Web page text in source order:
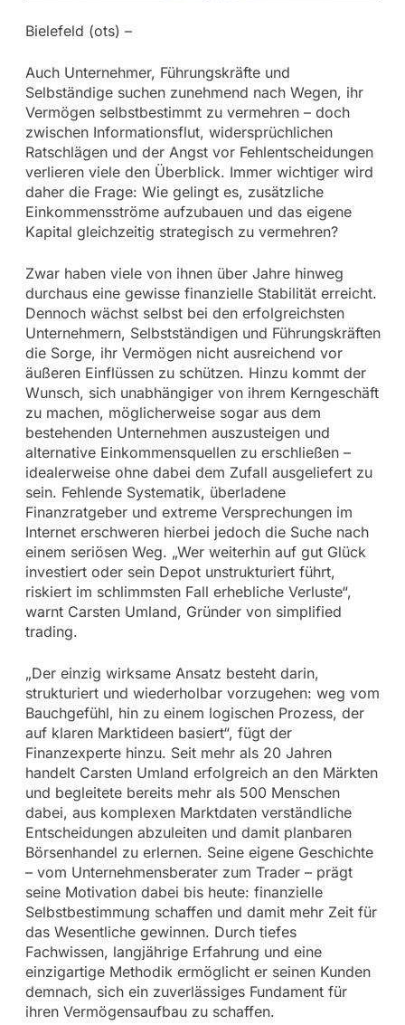
Bielefeld (ots) –
Auch Unternehmer, Führungskräfte und
Selbständige suchen zunehmend nach Wegen, ihr
Vermögen selbstbestimmt zu vermehren – doch
zwischen Informationsflut, widersprüchlichen
Ratschlägen und der Angst vor Fehlentscheidungen
verlieren viele den Überblick. Immer wichtiger wird
daher die Frage: Wie gelingt es, zusätzliche
Einkommensströme aufzubauen und das eigene
Kapital gleichzeitig strategisch zu vermehren?
Zwar haben viele von ihnen über Jahre hinweg
durchaus eine gewisse finanzielle Stabilität erreicht.
Dennoch wächst selbst bei den erfolgreichsten
Unternehmern, Selbstständigen und Führungskräften
die Sorge, ihr Vermögen nicht ausreichend vor
äußeren Einflüssen zu schützen. Hinzu kommt der
Wunsch, sich unabhängiger von ihrem Kerngeschäft
zu machen, möglicherweise sogar aus dem
bestehenden Unternehmen auszusteigen und
alternative Einkommensquellen zu erschließen –
idealerweise ohne dabei dem Zufall ausgeliefert zu
sein. Fehlende Systematik, überladene
Finanzratgeber und extreme Versprechungen im
Internet erschweren hierbei jedoch die Suche nach
einem seriösen Weg. „Wer weiterhin auf gut Glück
investiert oder sein Depot unstrukturiert führt,
riskiert im schlimmsten Fall erhebliche Verluste“,
warnt Carsten Umland, Gründer von simplified
trading.
„Der einzig wirksame Ansatz besteht darin,
strukturiert und wiederholbar vorzugehen: weg vom
Bauchgefühl, hin zu einem logischen Prozess, der
auf klaren Marktideen basiert“, fügt der
Finanzexperte hinzu. Seit mehr als 20 Jahren
handelt Carsten Umland erfolgreich an den Märkten
und begleitete bereits mehr als 500 Menschen
dabei, aus komplexen Marktdaten verständliche
Entscheidungen abzuleiten und damit planbaren
Börsenhandel zu erlernen. Seine eigene Geschichte
– vom Unternehmensberater zum Trader – prägt
seine Motivation dabei bis heute: finanzielle
Selbstbestimmung schaffen und damit mehr Zeit für
das Wesentliche gewinnen. Durch tiefes
Fachwissen, langjährige Erfahrung und eine
einzigartige Methodik ermöglicht er seinen Kunden
demnach, sich ein zuverlässiges Fundament für
ihren Vermögensaufbau zu schaffen.